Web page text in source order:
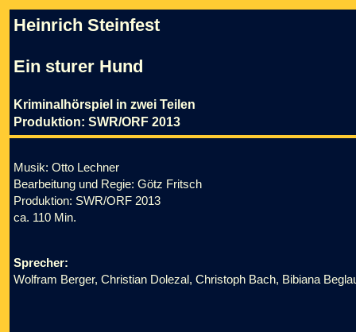
Heinrich Steinfest
Ein sturer Hund
Kriminalhörspiel in zwei Teilen
Produktion: SWR/ORF 2013
Musik: Otto Lechner
Bearbeitung und Regie: Götz Fritsch
Produktion: SWR/ORF 2013
ca. 110 Min.
Sprecher:
Wolfram Berger, Christian Dolezal, Christoph Bach, Bibiana